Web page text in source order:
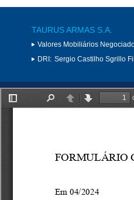
TAURUS ARMAS S.A.
Valores Mobiliários
DRI: Sergio Castilho Sgrillo